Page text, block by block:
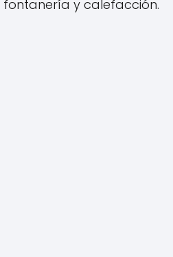
y calefacción.